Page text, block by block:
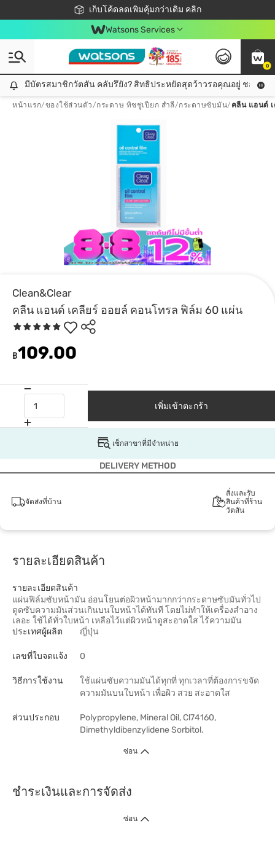
เก็บโค้ดลดเพิ่มคุ้มกว่าเดิม คลิก
ชอปออนไลน์ครั้งแรก ลดเพิ่มจุก ๆ 10%! 🎉
📦ส่งฟรี! เมื่อชอป 499฿
สมาชิกวัตสัน คลับดียังไง?
Watsons Services
0
มีบัตรสมาชิกวัตสัน คลับรึยัง? สิทธิประหยัดสุดว้าวรอคุณอยู่ ชอปคุ้มกว่าเดิม คลิก!
มีบัตรสมาชิกวัตสัน คลับรึยัง? สิทธิประหยัดสุดว้าวรอคุณอยู่ ชอปคุ้มก
หน้าแรก/ของใช้ส่วนตัว/กระดาษ ทิชชู่เปียก สำลี/กระดาษซับมัน/ คลีน แอนด์
Clean&Clear
คลีน แอนด์ เคลียร์ ออยล์ คอนโทรล ฟิล์ม 60 แผ่น
฿109.00
เพิ่มเข้าตะกร้า
เช็กสาขาที่มีจำหน่าย
DELIVERY METHOD
จัดส่งที่บ้าน
สั่งและรับ
สินค้าที่ร้าน
วัตสัน
รายละเอียดสินค้า
รายละเอียดสินค้า
แผ่นฟิล์มซับหน้ามัน อ่อนโยนต่อผิวหน้ามากกว่ากระดาษซับมันทั่วไป
ดูดซับความมันส่วนเกินบนใบหน้าได้ทันที โดยไม่ทำให้เครื่องสำอาง
เลอะ ใช้ได้ทั่วใบหน้า เหลือไว้แต่ผิวหน้าดูสะอาดใส ไร้ความมัน
ประเทศผู้ผลิต
ญี่ปุ่น
เลขที่ใบจดแจ้ง 0
วิธีการใช้งาน
ใช้แผ่นซับความมันได้ทุกที่ ทุกเวลาที่ต้องการขจัด
ความมันบนใบหน้า เพื่อผิว สวย สะอาดใส
ส่วนประกอบ
Polypropylene, Mineral Oil, Cl74160,
Dimethyldibenzylidene Sorbitol.
ซ่อน
ชำระเงินและการจัดส่ง
ซ่อน